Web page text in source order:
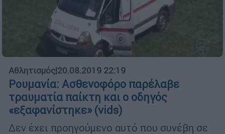
Αθλητισμός|20.08.2019 22:19
Ρουμανία: Ασθενοφόρο παρέλαβε
τραυματία παίκτη και ο οδηγός
«εξαφανίστηκε» (vids)
Δεν έχει προηγούμενο αυτό που συνέβη σε